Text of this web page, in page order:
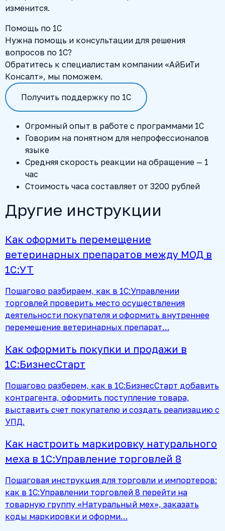
изменится.
Помощь по 1С
Нужна помощь и консультации для решения
вопросов по 1С?
Обратитесь к специалистам компании «АйБиТи
Консалт», мы поможем.
Получить поддержку по 1С
Огромный опыт в работе с программами 1С
Говорим на понятном для непрофессионалов
языке
Средняя скорость реакции на обращение — 1
час
Стоимость часа составляет от 3200 рублей
Другие инструкции
Как оформить перемещение
ветеринарных препаратов между МОД в
1С:УТ
Пошагово разбираем, как в 1С:Управлении
торговлей проверить место осуществления
деятельности покупателя и оформить внутреннее
перемещение ветеринарных препарат…
Как оформить покупки и продажи в
1С:БизнесСтарт
Пошагово разберем, как в 1С:БизнесСтарт добавить
контрагента, оформить поступление товара,
выставить счет покупателю и создать реализацию с
УПД.
Как настроить маркировку натурального
меха в 1С:Управление торговлей 8
Пошаговая инструкция для торговли и импортеров:
как в 1С:Управлении торговлей 8 перейти на
товарную группу «Натуральный мех», заказать
коды маркировки и оформи…